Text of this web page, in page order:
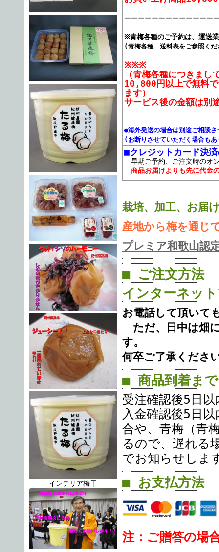
インテリア梅干
ーーーーーーーーーーーーー
※青梅各種のご予約は、運送
(青梅各種 送料表をご参照く
※※※
（青梅各種につきまし
10,800円以上で無料で
ます）
サービス後の金額は別
●海外発送の場合は別途ご相談さ
(お断りさせていただく場合も
■クレジットカード決
早期ご予約、ご注文時のオ
商品お届けよりも先に代金
栽培、加工、お届
産地から梅を通じ
プレミア和歌山認
■ ご注文方法
インターネッ
お電話して頂いて
ただ、日中は畑
す。
何卒ご了承くださ
■ 商品到着ま
受注確認後5日
入金確認後5日
合や、青梅（青
るので、遅れる
でお知らせしま
■ お支払方法
注：ご贈答の場